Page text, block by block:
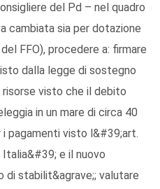
del Pd – nel quadro
cambiata sia per dotazione
FFO), procedere a: firmare
dalla legge di sostegno
risorse visto che il debito
in un mare di circa 40
i pagamenti visto l&#39;art.
e il nuovo
stabilit&agrave;; valutare